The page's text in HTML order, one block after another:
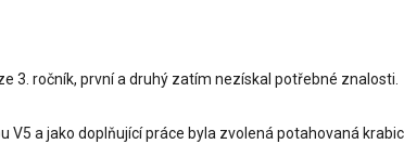
3. ročník, první a druhý zatím nezískal potřebné znalosti.
a jako doplňující práce byla zvolená potahovaná